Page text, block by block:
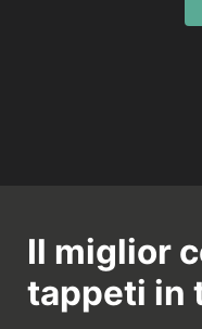
Il miglior
tappeti in